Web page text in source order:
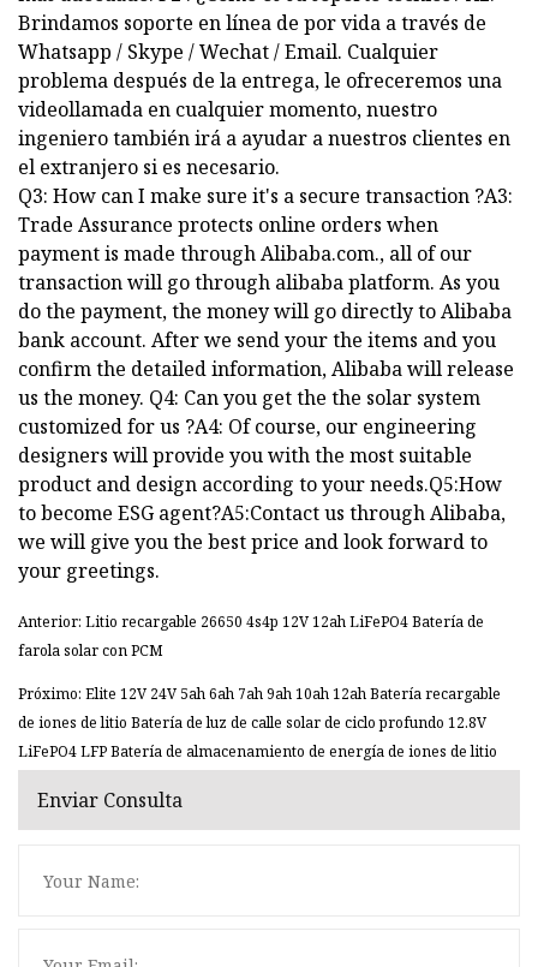
Brindamos soporte en línea de por vida a través de
Whatsapp / Skype / Wechat / Email. Cualquier
problema después de la entrega, le ofreceremos una
videollamada en cualquier momento, nuestro
ingeniero también irá a ayudar a nuestros clientes en
el extranjero si es necesario.
Q3: How can I make sure it's a secure transaction ?A3:
Trade Assurance protects online orders when
payment is made through Alibaba.com., all of our
transaction will go through alibaba platform. As you
do the payment, the money will go directly to Alibaba
bank account. After we send your the items and you
confirm the detailed information, Alibaba will release
us the money. Q4: Can you get the the solar system
customized for us ?A4: Of course, our engineering
designers will provide you with the most suitable
product and design according to your needs.Q5:How
to become ESG agent?A5:Contact us through Alibaba,
we will give you the best price and look forward to
your greetings.
Anterior: Litio recargable 26650 4s4p 12V 12ah LiFePO4 Batería de
farola solar con PCM
Próximo: Elite 12V 24V 5ah 6ah 7ah 9ah 10ah 12ah Batería recargable
de iones de litio Batería de luz de calle solar de ciclo profundo 12.8V
LiFePO4 LFP Batería de almacenamiento de energía de iones de litio
Enviar Consulta